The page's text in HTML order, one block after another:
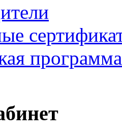
программа